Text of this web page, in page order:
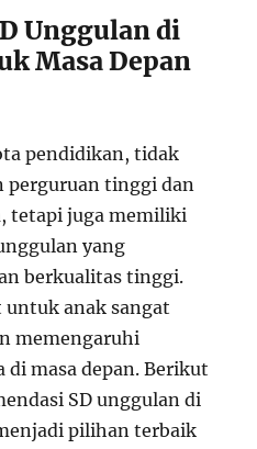
Unggulan di
Masa Depan
pendidikan, tidak
perguruan tinggi dan
tetapi juga memiliki
yang
berkualitas tinggi.
untuk anak sangat
memengaruhi
di masa depan. Berikut
SD unggulan di
pilihan terbaik